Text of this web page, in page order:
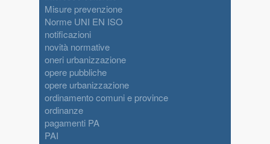
Misure prevenzione
Norme UNI EN ISO
notificazioni
novità normative
oneri urbanizzazione
opere pubbliche
opere urbanizzazione
ordinamento comuni e province
ordinanze
pagamenti PA
PAI